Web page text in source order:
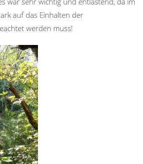
auf das Einhalten der
werden muss!